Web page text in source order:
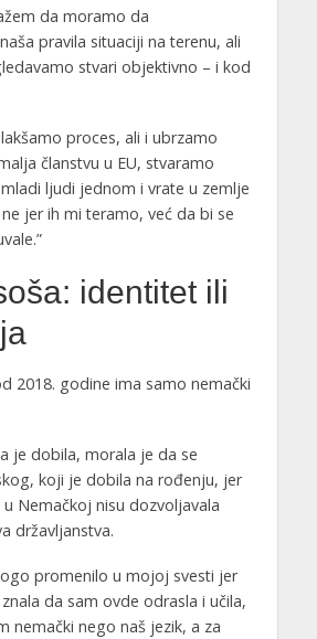
da moramo da
pravila situaciji na terenu, ali
stvari objektivno – i kod
proces, ali i ubrzamo
članstvu u EU, stvaramo
ljudi jednom i vrate u zemlje
jer ih mi teramo, već da bi se
identitet ili
2018. godine ima samo nemački
je dobila, morala je da se
koji je dobila na rođenju, jer
Nemačkoj nisu dozvoljavala
državljanstva.
promenilo u mojoj svesti jer
da sam ovde odrasla i učila,
nemački nego naš jezik, a za